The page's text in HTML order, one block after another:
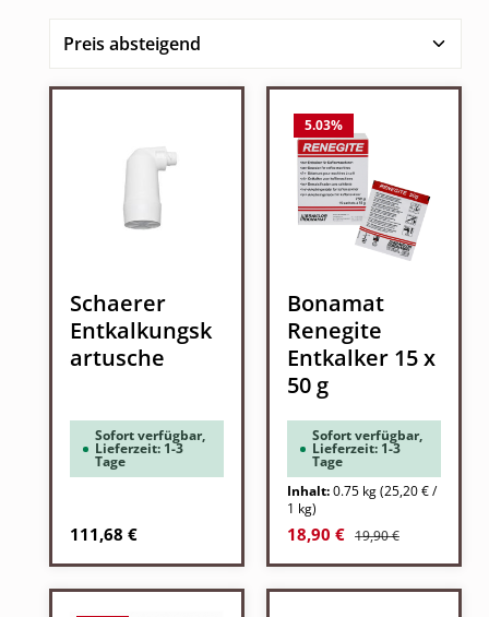
Schaerer
Entkalkungsk
artusche
Sofort verfügbar,
Lieferzeit: 1-3
Tage
Regulärer Preis:
111,68 €
5.03%
Bonamat
Renegite
Entkalker 15 x
50 g
Sofort verfügbar,
Lieferzeit: 1-3
Tage
Inhalt:0.75 kg(25,20 € /
1 kg)
Verkaufspreis:
18,90 € Regulärer Preis:
19,90 €